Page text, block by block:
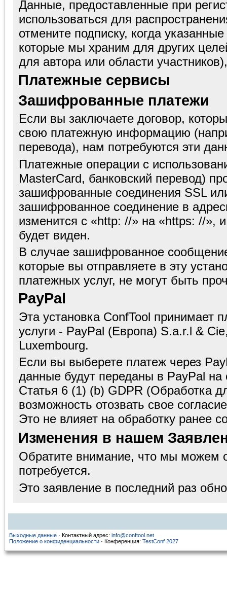
Данные, предоставленные при
использоваться для
отмените подписку, когда
которые мы храним для других
для автора или области
Платежные сервисы
Зашифрованные платежи
Если вы заключаете договор,
свою платежную информацию
перевода), нам потребуются эти
Платежные операции с
MasterCard, банковский перевод)
зашифрованные соединения SSL
зашифрованное соединение в
изменится с «http: //» на «https: //»,
будет виден.
В случае зашифрованное
которые вы отправляете в эту
платежных услуг, не могут быть
PayPal
Эта установка ConfTool принимает
услуги - PayPal (Европа) S.a.r.l &
Luxembourg.
Если вы выберете платеж через
данные будут переданы в PayPal на
Статья 6 (1) (b) GDPR (Обработка
возможность отозвать свое
Это не влияет на обработку ранее
Изменения в нашем
Обратите внимание, что мы можем
потребуется.
Это заявление в последний раз
Выходные данные · Контактный адрес: info@conftool.net
Положение о конфиденциальности · Конференция: TestConf 2027